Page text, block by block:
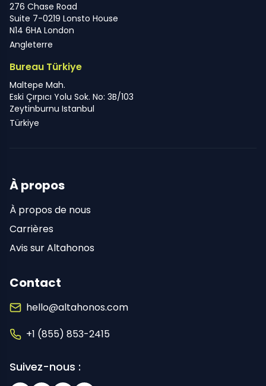
276 Chase Road
Suite 7-0219 Lonsto House
N14 6HA London
Angleterre
Bureau Türkiye
Maltepe Mah.
Eski Çırpıcı Yolu Sok. No: 3B/103
Zeytinburnu Istanbul
Türkiye
À propos
À propos de nous
Carrières
Avis sur Altahonos
Contact
hello@altahonos.com
+1 (855) 853-2415
Suivez-nous :